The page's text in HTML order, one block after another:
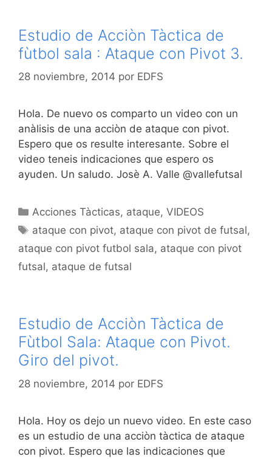
Estudio de Acciòn Tàctica de
fùtbol sala : Ataque con Pivot 3.
28 noviembre, 2014 por EDFS
Hola. De nuevo os comparto un video con un
anàlisis de una acciòn de ataque con pivot.
Espero que os resulte interesante. Sobre el
video teneis indicaciones que espero os
ayuden. Un saludo. Josè A. Valle @vallefutsal
Categorías
Acciones Tàcticas, ataque,VIDEOS
Etiquetas
ataque con pivot, ataque con pivot de futsal,
ataque con pivot futbol sala, ataque con pivot
futsal, ataque de futsal
Estudio de Acciòn Tàctica de
Fùtbol Sala: Ataque con Pivot.
Giro del pivot.
28 noviembre, 2014 por EDFS
Hola. Hoy os dejo un nuevo video. En este caso
es un estudio de una acciòn tàctica de ataque
con pivot. Espero que las indicaciones que